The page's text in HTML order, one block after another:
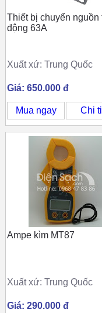
Thiết bị chuyển nguồn
động 63A
Xuất xứ: Trung Quốc
Giá: 650.000 đ
Mua ngay Chi
Ampe kìm MT87
Xuất xứ: Trung Quốc
Giá: 290.000 đ